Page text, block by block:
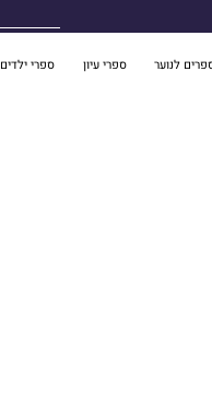
לנוער ספרי עיון ספרי ילדים